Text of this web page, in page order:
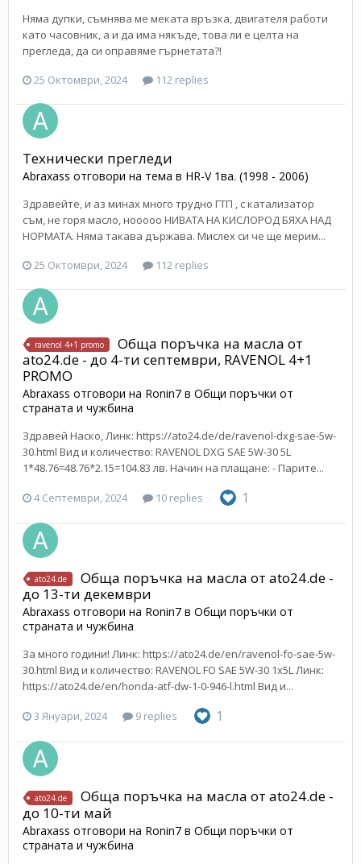
Няма дупки, съмнява ме меката връзка, двигателя работи
като часовник, а и да има някъде, това ли е целта на
прегледа, да си оправяме гърнетата?!
25 Октомври, 2024
112 replies
Технически прегледи
Abraxass отговори на тема в HR-V 1ва. (1998 - 2006)
Здравейте, и аз минах много трудно ГТП , с катализатор
съм, не горя масло, нооооо НИВАТА НА КИСЛОРОД БЯХА НАД
НОРМАТА. Няма такава държава. Мислех си че ще мерим...
25 Октомври, 2024
112 replies
ravenol 4+1 promo
Обща поръчка на масла от
ato24.de - до 4-ти септември, RAVENOL 4+1
PROMO
Abraxass отговори на Ronin7 в Общи поръчки от
страната и чужбина
Здравей Наско, Линк: https://ato24.de/de/ravenol-dxg-sae-5w-
30.html Вид и количество: RAVENOL DXG SAE 5W-30 5L
1*48.76=48.76*2.15=104.83 лв. Начин на плащане: - Парите...
4 Септември, 2024 10 replies 1
ato24.de
Обща поръчка на масла от ato24.de -
до 13-ти декември
Abraxass отговори на Ronin7 в Общи поръчки от
страната и чужбина
За много години! Линк: https://ato24.de/en/ravenol-fo-sae-5w-
30.html Вид и количество: RAVENOL FO SAE 5W-30 1x5L Линк:
https://ato24.de/en/honda-atf-dw-1-0-946-l.html Вид и...
3 Януари, 2024 9 replies 1
ato24.de
Обща поръчка на масла от ato24.de -
до 10-ти май
Abraxass отговори на Ronin7 в Общи поръчки от
страната и чужбина